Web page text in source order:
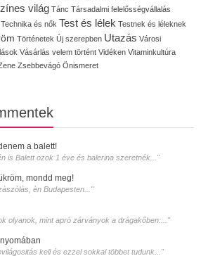
világ Tánc Társadalmi felelősségvállalás
Technika és nők Test és lélek Testnek és léleknek
Történetek Új szerepben Utazás Városi
Vásárlás velem történt Vidéken Vitaminkultúra
Zsebbevágó Önismeret
a balett!
is Balett ozok 1 éve és balerina szeretnék..."
mondd meg!
èn Budapesten..."
olyanok, mint apró zárványok a drágakőben:..."
kell és ezzel sokkal többet tudunk..."